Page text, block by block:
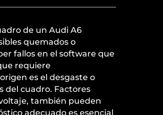
de un Audi A6
quemados o
fallos en el software que
requiere
es el desgaste o
del cuadro. Factores
también pueden
adecuado es esencial